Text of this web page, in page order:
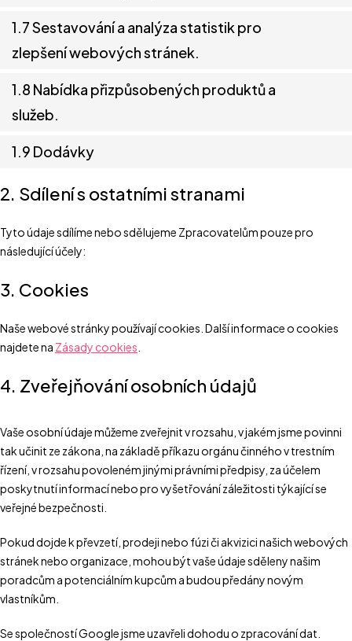
1.7 Sestavování a analýza statistik pro
zlepšení webových stránek.
1.8 Nabídka přizpůsobených produktů a
služeb.
1.9 Dodávky
2. Sdílení s ostatními stranami
Tyto údaje sdílíme nebo sdělujeme Zpracovatelům pouze pro
následující účely:
3. Cookies
Naše webové stránky používají cookies. Další informace o cookies
najdete na Zásady cookies
4. Zveřejňování osobních údajů
Vaše osobní údaje můžeme zveřejnit v rozsahu, v jakém jsme povinni
tak učinit ze zákona, na základě příkazu orgánu činného v trestním
řízení, v rozsahu povoleném jinými právními předpisy, za účelem
poskytnutí informací nebo pro vyšetřování záležitosti týkající se
veřejné bezpečnosti.
Pokud dojde k převzetí, prodeji nebo fúzi či akvizici našich webových
stránek nebo organizace, mohou být vaše údaje sděleny našim
poradcům a potenciálním kupcům a budou předány novým
vlastníkům.
Se společností Google jsme uzavřeli dohodu o zpracování dat.